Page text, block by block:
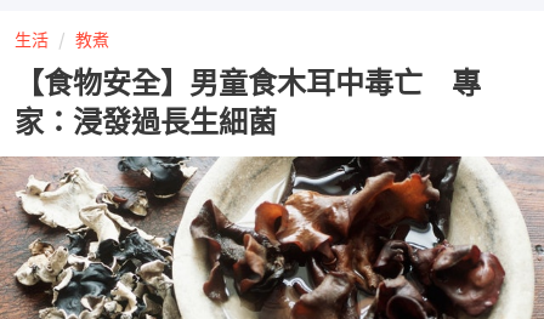
生活 教煮
【食物安全】男童食木耳中毒亡 專
家：浸發過長生細菌